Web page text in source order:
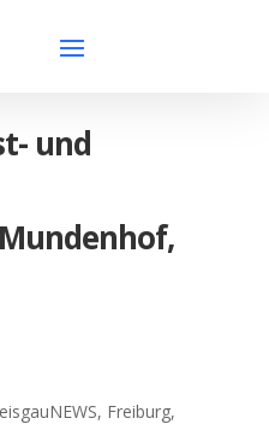
und
, Freiburg,